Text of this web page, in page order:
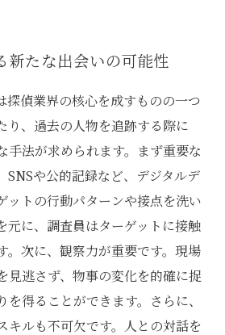
新たな出会いの可能性
探偵業界の核心を成すものの一つ
り、過去の人物を追跡する際に
手法が求められます。まず重要な
SNSや公的記録など、デジタルデ
ットの行動パターンや接点を洗い
元に、調査員はターゲットに接触
。次に、観察力が重要です。現場
見逃さず、物事の変化を的確に捉
得ることができます。さらに、
キルも不可欠です。人との対話を